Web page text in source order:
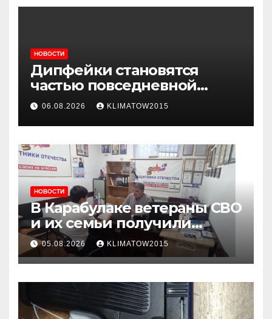
НОВОСТИ
Дипфейки становятся
частью повседневной
жизни: почему жителям
Ингушетии важно быть
внимательнее
06.08.2026 KLIMATOW2015
НОВОСТИ
В Карабулаке ветераны СВО
и их семьи получили
консультации в ходе
приема граждан
05.08.2026 KLIMATOW2015